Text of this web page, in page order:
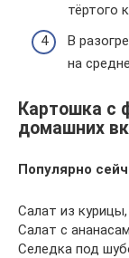
тёртого
В
на
Картошка с
домашних
Популярно
Салат из
Салат с
Селедка под